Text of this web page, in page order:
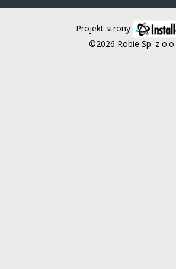
Projekt strony
©2026 Robie Sp. z o.o.